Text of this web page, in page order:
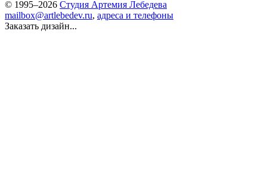
© 1995–2026 Студия Артемия Лебедева
mailbox@artlebedev.ru, адреса и телефоны
Заказать дизайн...